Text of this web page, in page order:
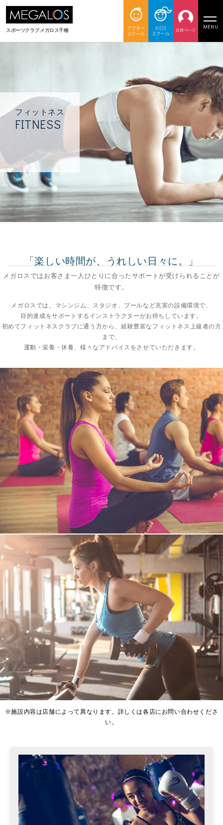
スポーツクラブメガロス千種
MENU
フィットネス
FITNESS
「楽しい時間が、うれしい日々に。」
メガロスではお客さま一人ひとりに合ったサポートが受けられることが
特徴です。
メガロスでは、マシンジム、スタジオ、プールなど充実の設備環境で、
目的達成をサポートするインストラクターがお待ちしています。
初めてフィットネスクラブに通う方から、経験豊富なフィットネス上級者の方
まで、
運動・栄養・休養、様々なアドバイスをさせていただきます。
※施設内容は店舗によって異なります。詳しくは各店にお問い合わせくださ
い。